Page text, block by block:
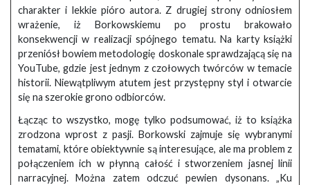
charakter i lekkie pióro autora. Z drugiej strony odniosłem
wrażenie, iż Borkowskiemu po prostu brakowało
konsekwencji w realizacji spójnego tematu. Na karty książki
przeniósł bowiem metodologię doskonale sprawdzającą się na
YouTube, gdzie jest jednym z czołowych twórców w temacie
historii. Niewątpliwym atutem jest przystępny styl i otwarcie
się na szerokie grono odbiorców.
Łącząc to wszystko, mogę tylko podsumować, iż to książka
zrodzona wprost z pasji. Borkowski zajmuje się wybranymi
tematami, które obiektywnie są interesujące, ale ma problem z
połączeniem ich w płynną całość i stworzeniem jasnej linii
narracyjnej. Można zatem odczuć pewien dysonans. „Ku